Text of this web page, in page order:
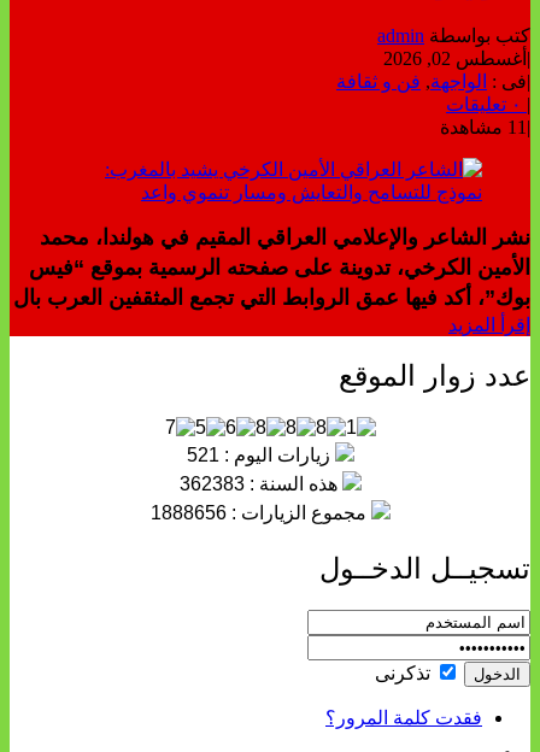
كتب بواسطة admin
| أغسطس 02, 2026
|فى : الواجهة, فن و ثقافة
|
| 11 مشاهدة
نشر الشاعر والإعلامي العراقي المقيم في هولندا، محمد
الأمين الكرخي، تدوينة على صفحته الرسمية بموقع “فيس
بوك”، أكد فيها عمق الروابط التي تجمع المثقفين العرب بال
إقرأ المزيد
عدد زوار الموقع
زيارات اليوم : 521
هذه السنة : 362383
مجموع الزيارات : 1888656
تسجيــل الدخــول
تذكرنى
فقدت كلمة المرور؟